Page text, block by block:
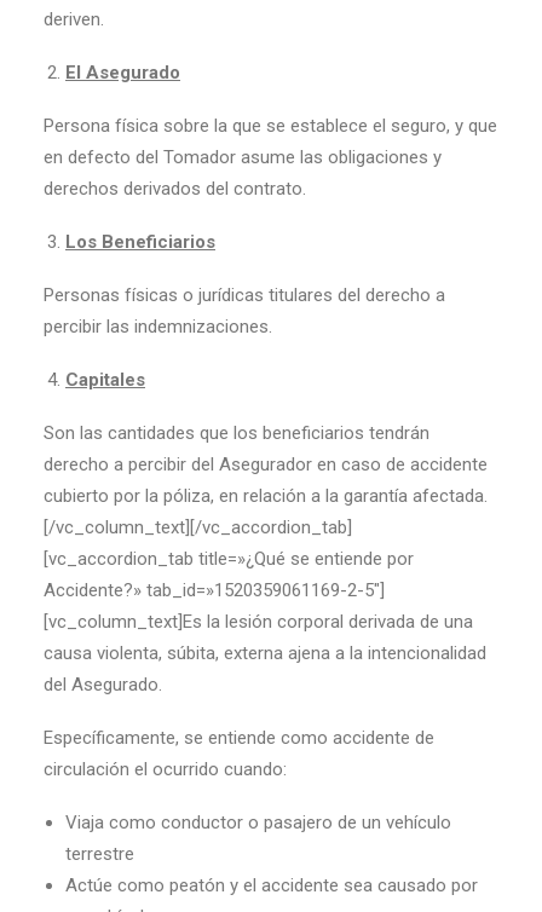
deriven.
El Asegurado
Persona física sobre la que se establece el seguro, y que
en defecto del Tomador asume las obligaciones y
derechos derivados del contrato.
Los Beneficiarios
Personas físicas o jurídicas titulares del derecho a
percibir las indemnizaciones.
Capitales
Son las cantidades que los beneficiarios tendrán
derecho a percibir del Asegurador en caso de accidente
cubierto por la póliza, en relación a la garantía afectada.
[/vc_column_text][/vc_accordion_tab]
[vc_accordion_tab title=»¿Qué se entiende por
Accidente?» tab_id=»1520359061169-2-5″]
[vc_column_text]Es la lesión corporal derivada de una
causa violenta, súbita, externa ajena a la intencionalidad
del Asegurado.
Específicamente, se entiende como accidente de
circulación el ocurrido cuando:
Viaja como conductor o pasajero de un vehículo
terrestre
Actúe como peatón y el accidente sea causado por